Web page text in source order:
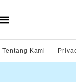
Tentang Kami